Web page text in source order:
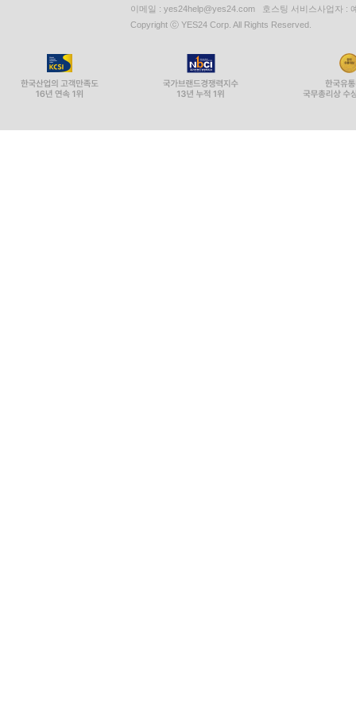
이메일 : yes24help@yes24.com 호스팅 서비스사업자 :
Copyright ⓒ YES24 Corp. All Rights Reserved.